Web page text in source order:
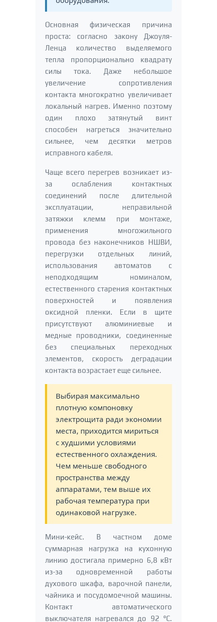
Основная физическая причина
проста: согласно закону Джоуля-
Ленца количество выделяемого
тепла пропорционально квадрату
силы тока. Даже небольшое
увеличение сопротивления
контакта многократно увеличивает
локальный нагрев. Именно поэтому
один плохо затянутый винт
способен нагреться значительно
сильнее, чем десятки метров
исправного кабеля.
Чаще всего перегрев возникает из-
за ослабления контактных
соединений после длительной
эксплуатации, неправильной
затяжки клемм при монтаже,
применения многожильного
провода без наконечников НШВИ,
перегрузки отдельных линий,
использования автоматов с
неподходящим номиналом,
естественного старения контактных
поверхностей и появления
оксидной пленки. Если в щите
присутствуют алюминиевые и
медные проводники, соединенные
без специальных переходных
элементов, скорость деградации
контакта возрастает еще сильнее.
Выбирая максимально
плотную компоновку
электрощита ради экономии
места, приходится мириться
с худшими условиями
естественного охлаждения.
Чем меньше свободного
пространства между
аппаратами, тем выше их
рабочая температура при
одинаковой нагрузке.
Мини-кейс. В частном доме
суммарная нагрузка на кухонную
линию достигала примерно 6,8 кВт
из-за одновременной работы
духового шкафа, варочной панели,
чайника и посудомоечной машины.
Контакт автоматического
выключателя нагревался до 92 °C.